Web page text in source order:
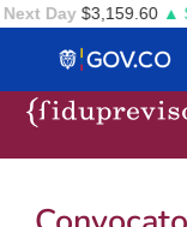
Day $3,159.60 ▲